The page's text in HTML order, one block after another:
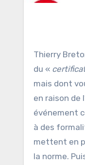
Thierry
du «
mais dont
en raison de
événement
à des
mettent en
la norme.